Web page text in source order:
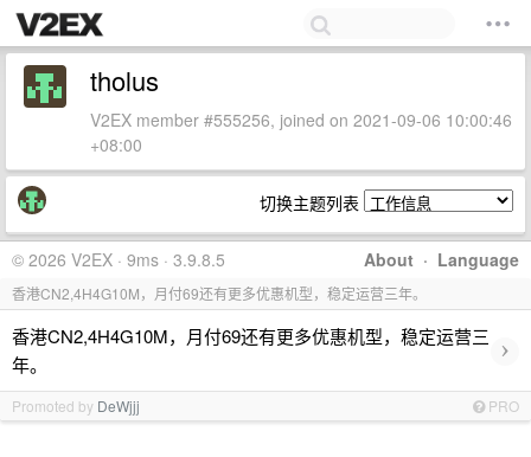
tholus
V2EX member #555256, joined on 2021-09-06 10:00:46
+08:00
切换主题列表
About · Language
© 2026 V2EX · 9ms · 3.9.8.5
香港CN2,4H4G10M，月付69还有更多优惠机型，稳定运营三年。
香港CN2,4H4G10M，月付69还有更多优惠机型，稳定运营三
年。
›
Promoted by DeWjjj PRO